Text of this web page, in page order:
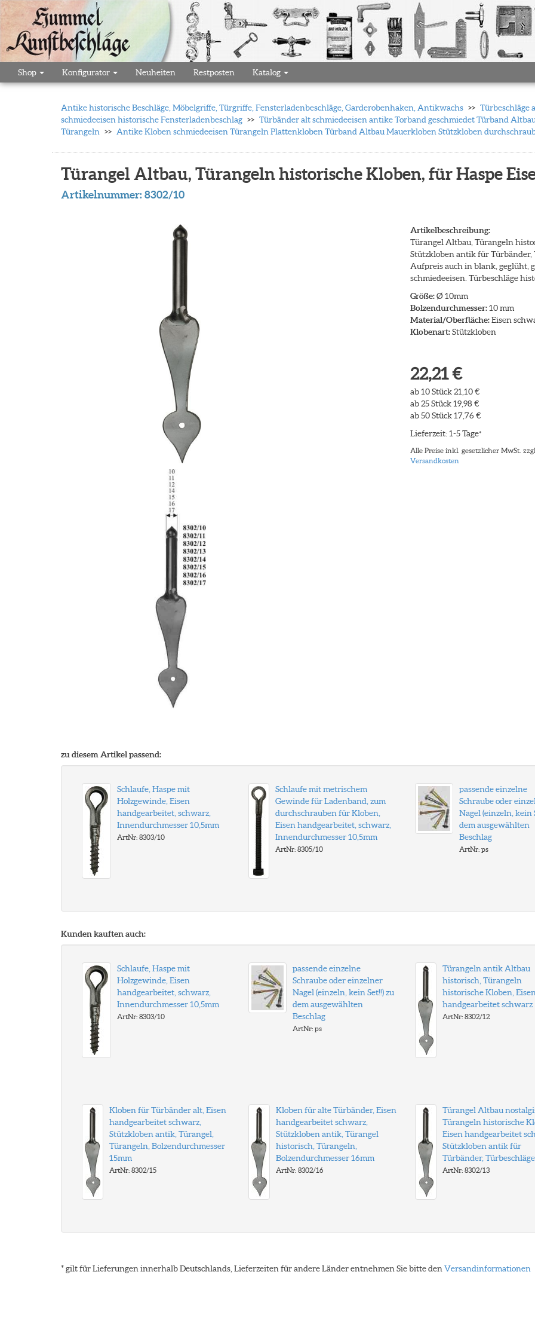
Shop Konfigurator Neuheiten Restposten Katalog
Antike historische Beschläge, Möbelgriffe, Türgriffe, Fensterladenbeschläge, Garderobenhaken, Antikwachs
Türbeschläge
schmiedeeisen historische Fensterladenbeschlag
Türbänder alt schmiedeeisen antike Torband geschmiedet Türband
Türangeln
Antike Kloben schmiedeeisen Türangeln Plattenkloben Türband Altbau Mauerkloben Stützkloben
Türangel Altbau, Türangeln historische Kloben, für Haspe
Artikelnummer:8302/10
Artikelbeschreibung:
Türangel Altbau, Türangeln
Stützkloben antik für Türbänder,
Aufpreis auch in blank, geglüht,
schmiedeeisen. Türbeschläge
Größe:Ø 10mm
Bolzendurchmesser:10 mm
Material/Oberfläche:Eisen
Klobenart:Stützkloben
22,21 €
ab 10 Stück 21,10 €
ab 25 Stück 19,98 €
ab 50 Stück 17,76 €
Lieferzeit: 1-5 Tage*
Alle Preise inkl. gesetzlicher MwSt.
Versandkosten
zu diesem Artikel passend:
Schlaufe, Haspe mit
Holzgewinde, Eisen
handgearbeitet, schwarz,
Innendurchmesser 10,5mm
ArtNr: 8303/10
Schlaufe mit metrischem
Gewinde für Ladenband, zum
durchschrauben für Kloben,
Eisen handgearbeitet, schwarz,
Innendurchmesser 10,5mm
ArtNr: 8305/10
passende einzelne
Schraube oder
Nagel (einzeln, kein
dem ausgewählten
Beschlag
ArtNr: ps
Kunden kauften auch:
Schlaufe, Haspe mit
Holzgewinde, Eisen
handgearbeitet, schwarz,
Innendurchmesser 10,5mm
ArtNr: 8303/10
passende einzelne
Schraube oder einzelner
Nagel (einzeln, kein Set!!) zu
dem ausgewählten
Beschlag
ArtNr: ps
Türangeln antik Altbau
historisch, Türangeln
historische Kloben,
handgearbeitet schwarz
ArtNr: 8302/12
Kloben für Türbänder alt, Eisen
handgearbeitet schwarz,
Stützkloben antik, Türangel,
Türangeln, Bolzendurchmesser
15mm
ArtNr: 8302/15
Kloben für alte Türbänder, Eisen
handgearbeitet schwarz,
Stützkloben antik, Türangel
historisch, Türangeln,
Bolzendurchmesser 16mm
ArtNr: 8302/16
Türangel Altbau
Türangeln historische
Eisen handgearbeitet
Stützkloben antik für
Türbänder, Türbeschläge
ArtNr: 8302/13
* gilt für Lieferungen innerhalb Deutschlands, Lieferzeiten für andere Länder entnehmen Sie bitte den Versandinformationen